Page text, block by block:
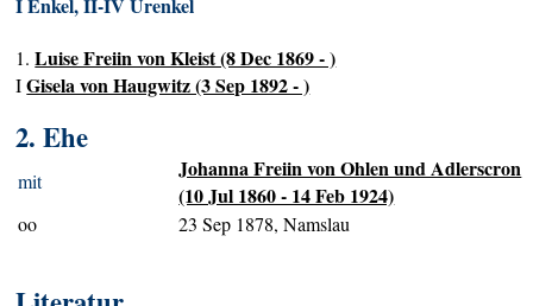
I Enkel, II-IV Urenkel
1.Luise Freiin von Kleist (8 Dec 1869 - )
IGisela von Haugwitz (3 Sep 1892 - )
2. Ehe
mit
Johanna Freiin von Ohlen und Adlerscron
(10 Jul 1860 - 14 Feb 1924)
oo 23 Sep 1878, Namslau